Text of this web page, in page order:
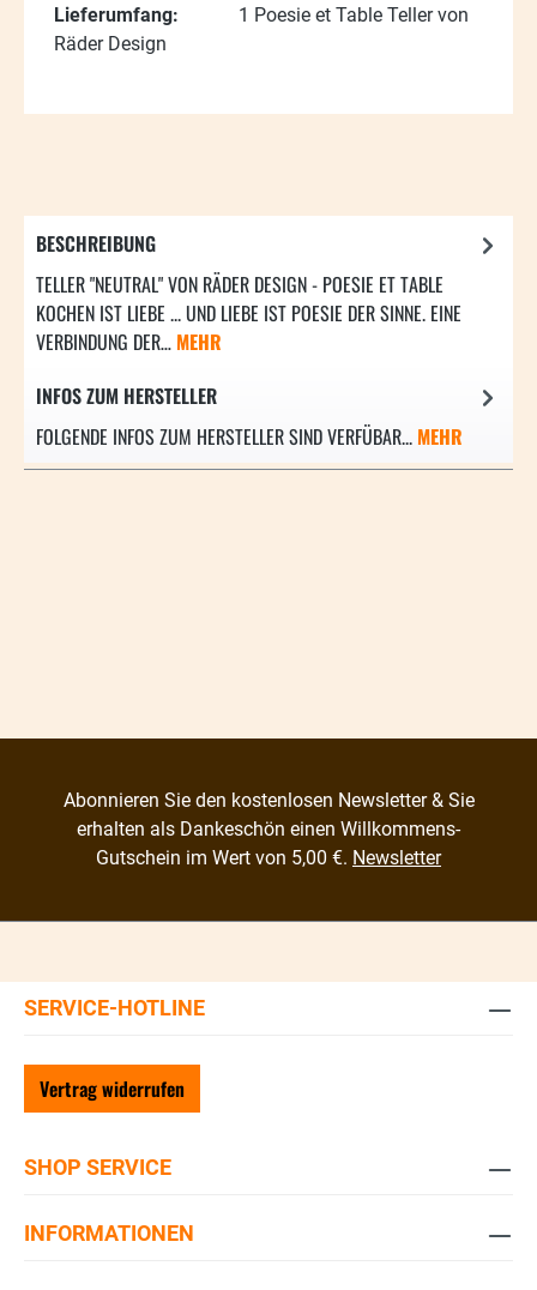
Lieferumfang:
1 Poesie et Table Teller von
Räder Design
BESCHREIBUNG
TELLER "NEUTRAL" VON RÄDER DESIGN - POESIE ET TABLE
KOCHEN IST LIEBE ... UND LIEBE IST POESIE DER SINNE. EINE
VERBINDUNG DER… MEHR
INFOS ZUM HERSTELLER
FOLGENDE INFOS ZUM HERSTELLER SIND VERFÜBAR... MEHR
Abonnieren Sie den kostenlosen Newsletter & Sie
erhalten als Dankeschön einen Willkommens-
Gutschein im Wert von 5,00 €. Newsletter
SERVICE-HOTLINE
Vertrag widerrufen
SHOP SERVICE
INFORMATIONEN